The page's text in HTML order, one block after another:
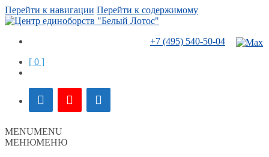
Перейти к навигации Перейти к содержимому
+7 (495) 540-50-04
[ 0 ]
MENUMENU
МЕНЮМЕНЮ